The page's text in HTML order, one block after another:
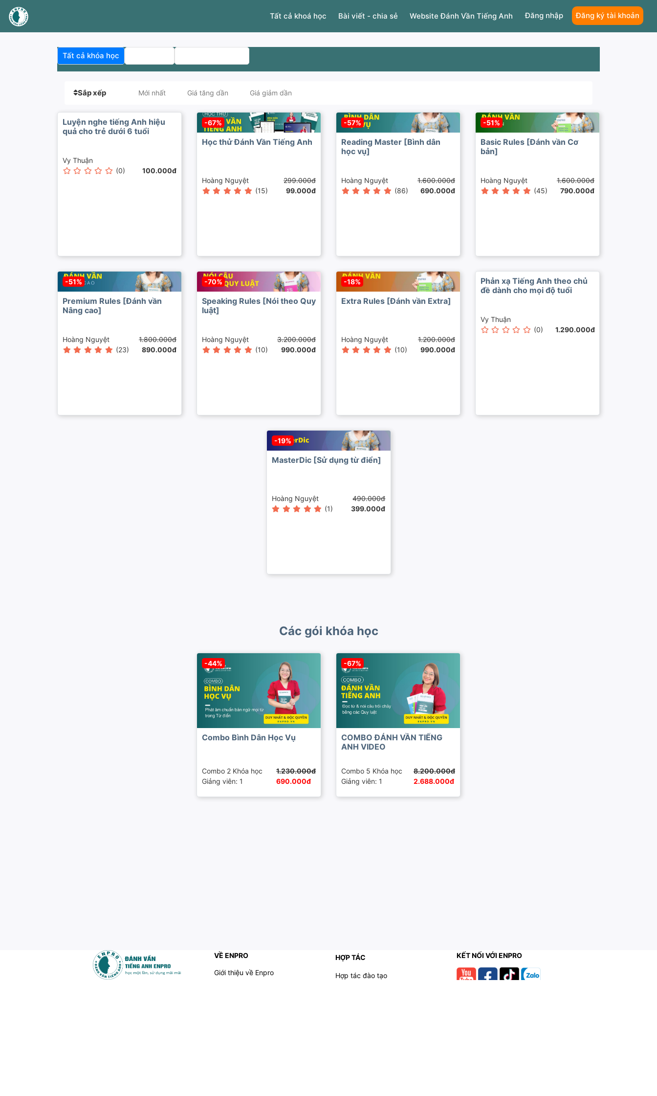
Tất cả khoá học Bài viết - chia sẻ Website Đánh Vần Tiếng Anh Đăng nhập Đăng ký tài khoản
Tất cả khóa học
Sắp xếp Mới nhất Giá tăng dần Giá giảm dần
Luyện nghe tiếng Anh hiệu
quả cho trẻ dưới 6 tuổi
Vy Thuận
(0)
100.000đ
-67%
Học thử Đánh Vần Tiếng Anh
Hoàng Nguyệt
(15)
299.000đ
99.000đ
-57%
Reading Master [Bình dân
học vụ]
Hoàng Nguyệt
(86)
1.600.000đ
690.000đ
-51%
Basic Rules [Đánh vần Cơ
bản]
Hoàng Nguyệt
(45)
1.600.000đ
790.000đ
-51%
Premium Rules [Đánh vần
Nâng cao]
Hoàng Nguyệt
(23)
1.800.000đ
890.000đ
-70%
Speaking Rules [Nói theo Quy
luật]
Hoàng Nguyệt
(10)
3.200.000đ
990.000đ
-18%
Extra Rules [Đánh vần Extra]
Hoàng Nguyệt
(10)
1.200.000đ
990.000đ
Phản xạ Tiếng Anh theo chủ
đề dành cho mọi độ tuổi
Vy Thuận
(0)
1.290.000đ
-19%
MasterDic [Sử dụng từ điển]
Hoàng Nguyệt
(1)
490.000đ
399.000đ
Các gói khóa học
-44%
Combo Bình Dân Học Vụ
Combo 2 Khóa học
Giảng viên: 1
1.230.000đ
690.000đ
-67%
COMBO ĐÁNH VẦN TIẾNG
ANH VIDEO
Combo 5 Khóa học
Giảng viên: 1
8.200.000đ
2.688.000đ
VỀ ENPRO
Giới thiệu về Enpro
HỢP TÁC
Hợp tác đào tạo
KẾT NỐI VỚI ENPRO